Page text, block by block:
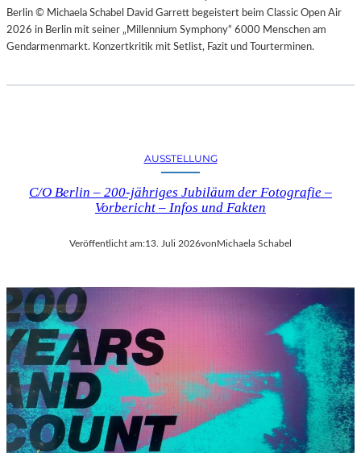
Berlin © Michaela Schabel David Garrett begeistert beim Classic Open Air
2026 in Berlin mit seiner „Millennium Symphony“ 6000 Menschen am
Gendarmenmarkt. Konzertkritik mit Setlist, Fazit und Tourterminen.
AUSSTELLUNG
C/O Berlin – 200-jähriges Jubiläum der Fotografie –
Vorbericht – Infos und Fakten
Veröffentlicht am:13. Juli 2026vonMichaela Schabel